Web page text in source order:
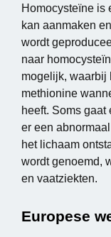
Homocysteïne is
kan aanmaken
wordt
naar
mogelijk, waarbij
methionine
heeft. Soms
er een
het lichaam
wordt genoemd,
en vaatziekten.
Europese